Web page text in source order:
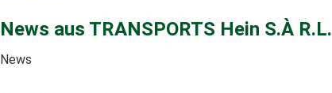
News aus TRANSPORTS Hein S.À R.L.
News